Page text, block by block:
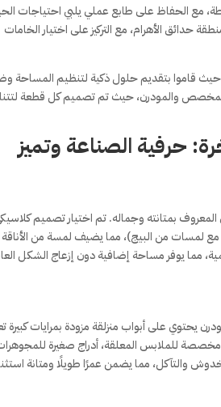
مع الحفاظ على طابع عملي يلبي احتياجات
حدائق الأهرام، مع التركيز على اختيار الخامات
حيث قاموا بتقديم حلول ذكية لتنظيم المساحة
المخصص والمودرن، حيث تم تصميم كل قطعة
حرفية الصناعة وتميز
بمتانته وجماله. تم اختيار تصميم
لمسات من البيج)، مما يضيف لمسة من الأناقة
مما يوفر مساحة إضافية دون إزعاج الشكل
يحتوي على أبواب منزلقة مزودة بمرايات
للملابس المعلقة، أدراج صغيرة
والتآكل، مما يضمن عمرًا طويلًا ومتانة